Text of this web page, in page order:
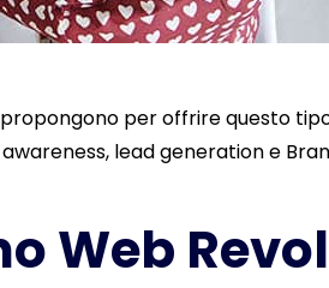
per offrire questo
lead generation e
Web